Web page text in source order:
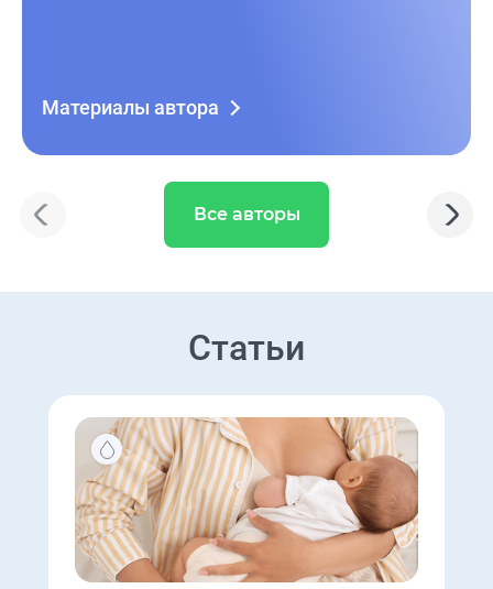
Материалы автора
Все авторы
Статьи